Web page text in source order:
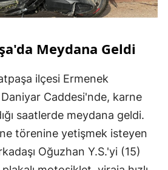
Meydana Geldi
ilçesi Ermenek
Caddesi'nde, karne
saatlerde meydana geldi.
törenine yetişmek isteyen
Oğuzhan Y.S.'yi (15)